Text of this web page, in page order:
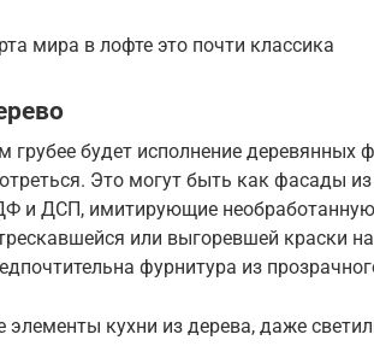
мира в лофте это почти классика
грубее будет исполнение деревянных
Это могут быть как фасады
и ДСП, имитирующие
или выгоревшей краски
фурнитура из
элементы кухни из дерева, даже